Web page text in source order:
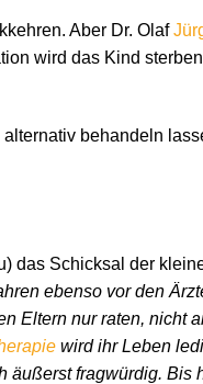
Aber Dr. Olaf
wird das Kind
behandeln
das Schicksal der
ebenso vor den
Eltern nur raten, nicht
wird ihr Leben
äußerst fragwürdig. Bis